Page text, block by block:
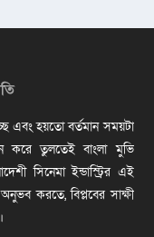
এবং হয়তো বর্তমান সময়টা
করে তুলতেই বাংলা মুভি
সিনেমা ইন্ডাস্ট্রির এই
অনুভব করতে, বিপ্লবের সাক্ষী